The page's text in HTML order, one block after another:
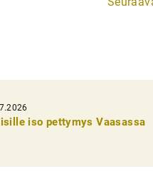
iso pettymys Vaasassa